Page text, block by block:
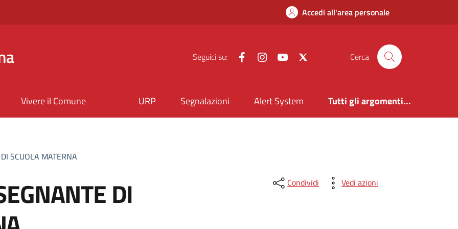
Accedi all'area personale
Seguici su: FacebookInstagramYouTube Cerca
Vivere il Comune URP Segnalazioni Alert System Tutti gli argomenti...
SCUOLA MATERNA
DI
Condividi Vedi azioni